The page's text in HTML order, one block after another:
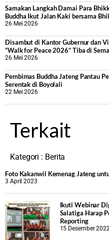
Samakan Langkah Damai Para
Buddha Ikut Jalan Kaki bersama
26 Mei 2026
Disambut di Kantor Gubernur dan
“Walk for Peace 2026” Tiba di
26 Mei 2026
‎Pembimas Buddha Jateng Pantau
Serentak di Boyolali
22 Mei 2026
Terkait
Kategori : Berita
Foto Kakanwil Kemenag Jateng
3 April 2023
Ikuti Webinar
Salatiga Harap
Reporting
15 Desember